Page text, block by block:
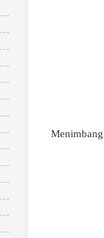
Menimbang